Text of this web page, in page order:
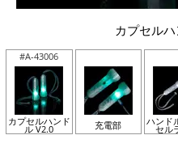
カプセル
#A-43006
カプセルハンド
ル V2.0 充電部 ハンド
セル